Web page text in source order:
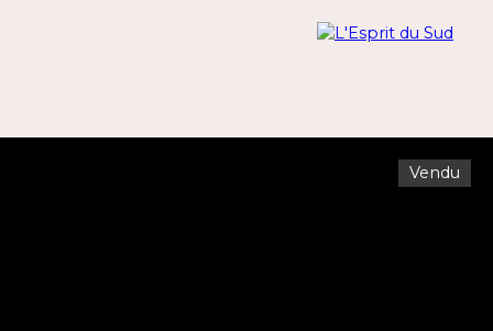
Vendu